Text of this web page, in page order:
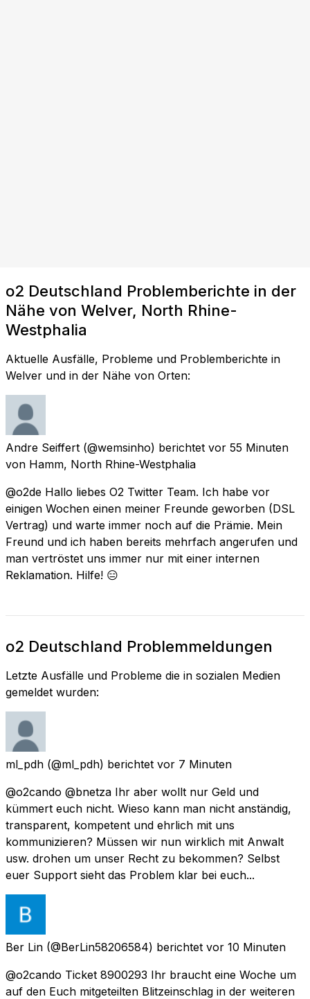
o2 Deutschland Problemberichte in der
Nähe von Welver, North Rhine-
Westphalia
Aktuelle Ausfälle, Probleme und Problemberichte in
Welver und in der Nähe von Orten:
Andre Seiffert (@wemsinho) berichtet vor 55 Minuten
von Hamm, North Rhine-Westphalia
@o2de Hallo liebes O2 Twitter Team. Ich habe vor
einigen Wochen einen meiner Freunde geworben (DSL
Vertrag) und warte immer noch auf die Prämie. Mein
Freund und ich haben bereits mehrfach angerufen und
man vertröstet uns immer nur mit einer internen
Reklamation. Hilfe! 😑
o2 Deutschland Problemmeldungen
Letzte Ausfälle und Probleme die in sozialen Medien
gemeldet wurden:
ml_pdh (@ml_pdh) berichtet vor 7 Minuten
@o2cando @bnetza Ihr aber wollt nur Geld und
kümmert euch nicht. Wieso kann man nicht anständig,
transparent, kompetent und ehrlich mit uns
kommunizieren? Müssen wir nun wirklich mit Anwalt
usw. drohen um unser Recht zu bekommen? Selbst
euer Support sieht das Problem klar bei euch...
Ber Lin (@BerLin58206584) berichtet vor 10 Minuten
@o2cando Ticket 8900293 Ihr braucht eine Woche um
auf den Euch mitgeteilten Blitzeinschlag in der weiteren